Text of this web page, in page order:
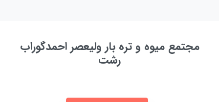
مجتمع میوه و تره بار ولیعصر احمدگوراب
رشت